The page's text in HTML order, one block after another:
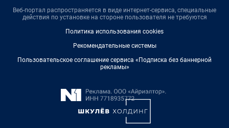
Веб-портал распространяется в виде интернет-сервиса, специальные
действия по установке на стороне пользователя не требуются
Политика использования cookies
Рекомендательные системы
Пользовательское соглашение сервиса «Подписка без баннерной
рекламы»